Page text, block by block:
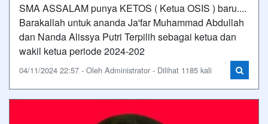
SMA ASSALAM punya KETOS ( Ketua OSIS ) baru....
Barakallah untuk ananda Ja'far Muhammad Abdullah
dan Nanda Alissya Putri Terpilih sebagai ketua dan
wakil ketua periode 2024-202
04/11/2024 22:57 - Oleh Administrator - Dilihat 1185 kali